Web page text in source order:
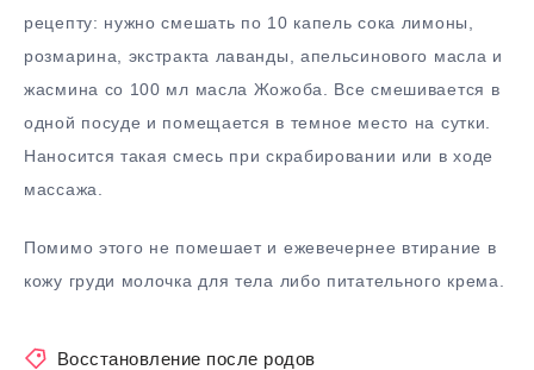
рецепту: нужно смешать по 10 капель сока лимоны,
розмарина, экстракта лаванды, апельсинового масла и
жасмина со 100 мл масла Жожоба. Все смешивается в
одной посуде и помещается в темное место на сутки.
Наносится такая смесь при скрабировании или в ходе
массажа.
Помимо этого не помешает и ежевечернее втирание в
кожу груди молочка для тела либо питательного крема.
Восстановление после родов